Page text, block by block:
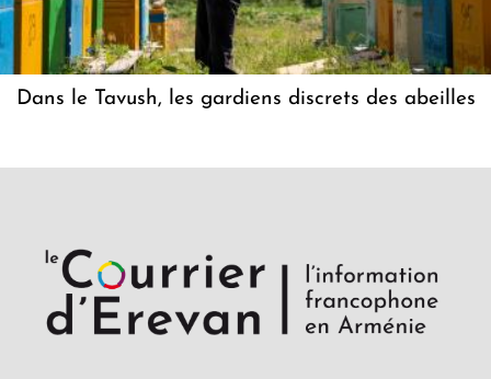
Dans le Tavush, les gardiens discrets des abeilles